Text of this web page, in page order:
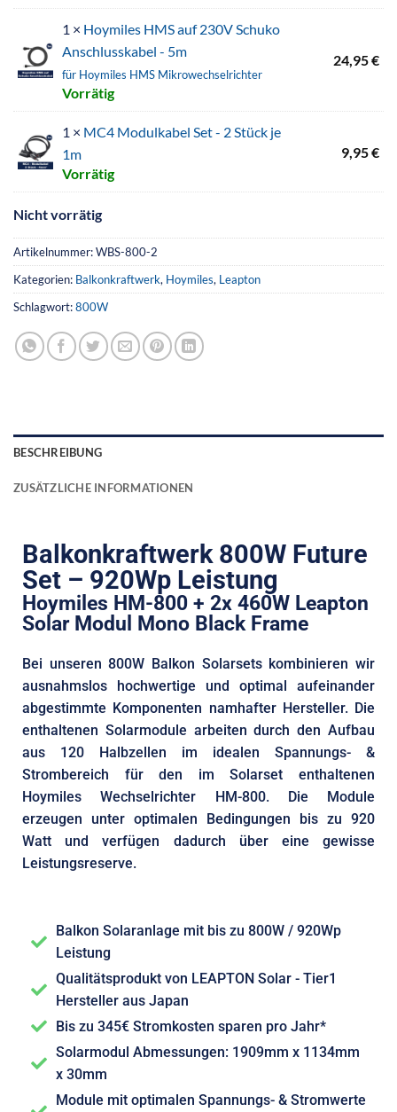
1 × Hoymiles HMS auf 230V Schuko
Anschlusskabel - 5m
für Hoymiles HMS Mikrowechselrichter
Vorrätig
24,95€
1 × MC4 Modulkabel Set - 2 Stück je
1m
Vorrätig
9,95€
Nicht vorrätig
Artikelnummer:WBS-800-2
Kategorien: Balkonkraftwerk, Hoymiles, Leapton
Schlagwort:800W
BESCHREIBUNG
ZUSÄTZLICHE INFORMATIONEN
Balkonkraftwerk 800W Future
Set – 920Wp Leistung
Hoymiles HM-800 + 2x 460W Leapton
Solar Modul Mono Black Frame
Bei unseren 800W Balkon Solarsets kombinieren wir
ausnahmslos hochwertige und optimal aufeinander
abgestimmte Komponenten namhafter Hersteller. Die
enthaltenen Solarmodule arbeiten durch den Aufbau
aus 120 Halbzellen im idealen Spannungs- &
Strombereich für den im Solarset enthaltenen
Hoymiles Wechselrichter HM-800. Die Module
erzeugen unter optimalen Bedingungen bis zu 920
Watt und verfügen dadurch über eine gewisse
Leistungsreserve.
Balkon Solaranlage mit bis zu 800W / 920Wp
Leistung
Qualitätsprodukt von LEAPTON Solar - Tier1
Hersteller aus Japan
Bis zu 345€ Stromkosten sparen pro Jahr*
Solarmodul Abmessungen: 1909mm x 1134mm
x 30mm
Module mit optimalen Spannungs- & Stromwerte